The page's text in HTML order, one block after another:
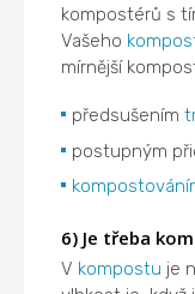
kompostérů s
Vašeho
mírnější
předsušením
postupným
6) Je třeba
V kompostu je